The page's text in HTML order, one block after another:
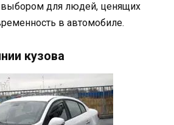
для людей, ценящих
в автомобиле.
кузова